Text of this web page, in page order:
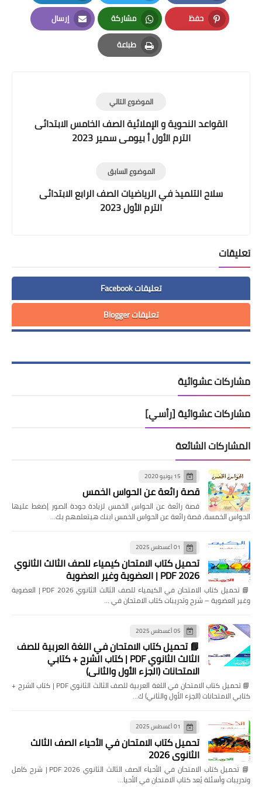
Facebook
Twitter
LinkedIn
حفظ
Pinterest
مشاركة
Whatsapp
إرسال
Email
طباعة
Print
الموضوع التالي
القواعد النحوية و الإملائية الصف الخامس الابتدائى
الترم الأول أ بيومى سمير 2023
الموضوع السابق
سلاح التلميذ في الرياضيات الصف الرابع الابتدائى
الترم الأول 2023
تعليقات
تعليقات Facebook
تعليقات Blogger
مشاركات عشوائية
مشاركات عشوائية [رأسي]
المشاركات الشائعة
15 يونيو 2020
قصة رائعة عن الحواس الخمس
قصة رائعة عن الحواس الخمس لزيادة جودة الصور إضغط عليها
الحواس الخمسة, قصة رائعة عن الحواس الخمس ابنك هيتعلمهم بك…
01 أغسطس 2025
تحميل كتاب الامتحان كيمياء للصف الثالث الثانوي
2026 PDF | العضوية وغير العضوية
📘 تحميل كتاب الامتحان في الكيمياء للصف الثالث الثانوي 2026 PDF | العضوية
وغير العضوية – شرح وتدريبات كتاب الامتحان في …
05 أغسطس 2025
📘 تحميل كتاب الامتحان في اللغة العربية للصف
الثالث الثانوي PDF | كتاب الشرح + كتابي
الامتحانات (الجزء الأول والثاني)
📘 تحميل كتاب الامتحان في اللغة العربية للصف الثالث الثانوي PDF | كتاب الشرح +
كتابي الامتحانات (الجزء الأول والثاني) ك…
01 أغسطس 2025
تحميل كتاب الامتحان في الأحياء الصف الثالث
الثانوي 2026
📘 تحميل كتاب الامتحان في الأحياء الصف الثالث الثانوي 2026 PDF | شرح كامل
وتدريبات وأسئلة يُعد كتاب الامتحان في الأحيا…